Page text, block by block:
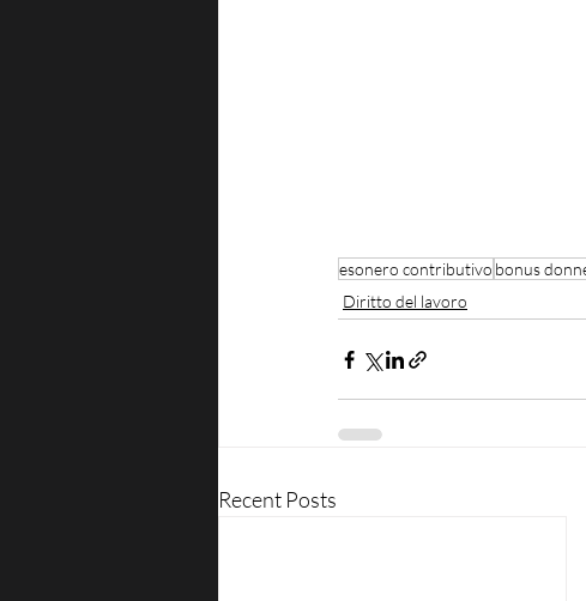
esonero contributivo bonus
Diritto del lavoro
Recent Posts